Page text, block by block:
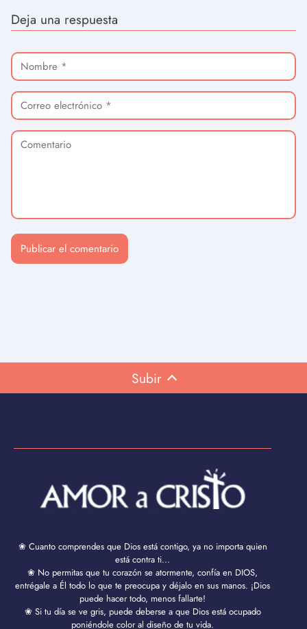
Deja una respuesta
Subir
❀ Cuanto comprendes que Dios está contigo, ya no importa quien
está contra ti...
❀ No permitas que tu corazón se atormente, confía en DIOS,
entrégale a Él todo lo que te preocupa y déjalo en sus manos. ¡Dios
puede hacer todo, menos fallarte!
❀ Si tu día se ve gris, puede deberse a que Dios está ocupado
poniéndole color al diseño de tu vida.